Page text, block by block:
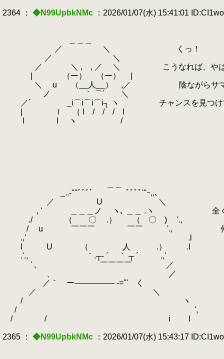
2364 ： ◆N99UpbkNMc ：2026/01/07(水) 15:41:01
／ ＼ くっ！
／ ＼
／ ＼ , , ／ ＼ こうなれば、やはりやる夫
| （ー） （ー） |
＼ u
（__人__） ,／ 陰ながらサマー
ノ ｀ ⌒´ ＼
／´ _i⌒i⌒i⌒i┐ ヽ チャンスを見つけて盗撮
| ｌ （ l / / / l
l l ヽ /
_..-''''ﾞﾞﾞ´ ﾞﾞﾞﾞ'''ｰ,,、
／ U ＼
, ' ＿＿＿ノ ヽ､ ＿＿ .ヽ 全く、チャプ
./ （ 〇 .） （ 〇 ) '.,
/ u
￣￣￣ ￣￣ '., 何も問題は無か
.,' .l
l U
（ 人 .） .l やる夫は正義の
.'., ｀.┬‐ ´ ｀ ┬ ´ .,'
' , ￣￣￣￣ ／ ただの鬼畜竿役体育
ゝ、 ／
／｀ ー――――― ‐=''' く
／ ＼
/ ヽ
/.
',
/ / i l
2365 ： ◆N99UpbkNMc ：2026/01/07(水) 15:43:17